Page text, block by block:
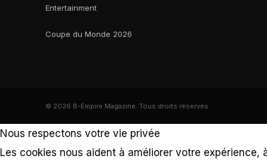
Entertainment
Coupe du Monde 2026
© 2026 B-Empire Magazine. Tous droits réservés.
Nous respectons votre vie privée
Les cookies nous aident à améliorer votre